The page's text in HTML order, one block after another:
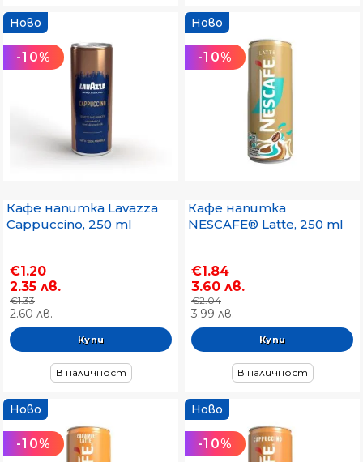
-10%
Ново
Кафе напитка Lavazza
Cappuccino, 250 ml
€1.20
2.35 лв.
€1.33
2.60 лв.
В наличност
-10%
Ново
Кафе напитка
NESCAFE® Latte, 250 ml
€1.84
3.60 лв.
€2.04
3.99 лв.
В наличност
-10%
Ново
-10%
Ново